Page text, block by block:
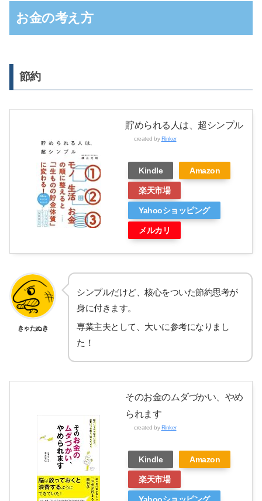
お金の考え方
節約
貯められる人は、超シンプル
created byRinker
Kindle Amazon
楽天市場
Yahooショッピング
メルカリ
きゃたぬき
シンプルだけど、核心をついた節約思考が
身に付きます。
専業主夫として、大いに参考になりまし
た！
そのお金のムダづかい、やめ
られます
created byRinker
Kindle Amazon
楽天市場